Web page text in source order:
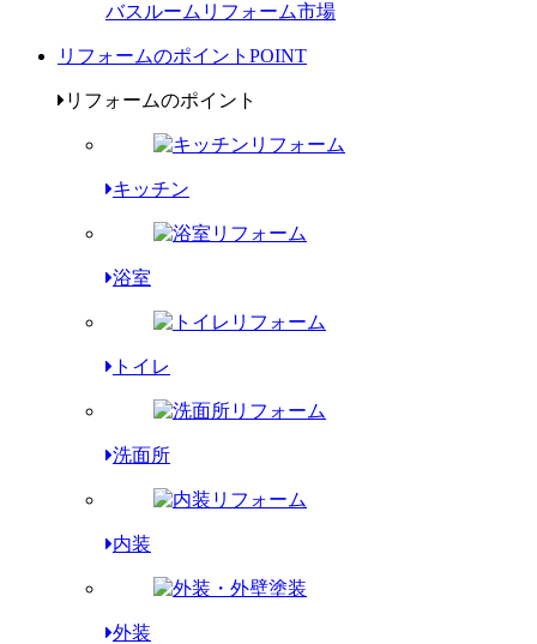
バスルームリフォーム市場
リフォームのポイント POINT
リフォームのポイント
キッチン
浴室
トイレ
洗面所
内装
外装